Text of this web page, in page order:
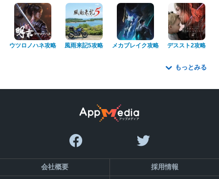
ウツロノハネ攻略 風雨来記5攻略 メカブレイク攻略 デススト2攻略
もっとみる
会社概要 採用情報